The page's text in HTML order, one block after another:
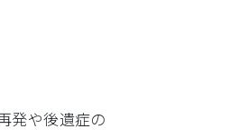
発や後遺症の